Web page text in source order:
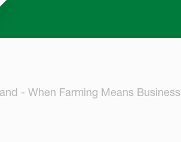
- When Farming Means Business